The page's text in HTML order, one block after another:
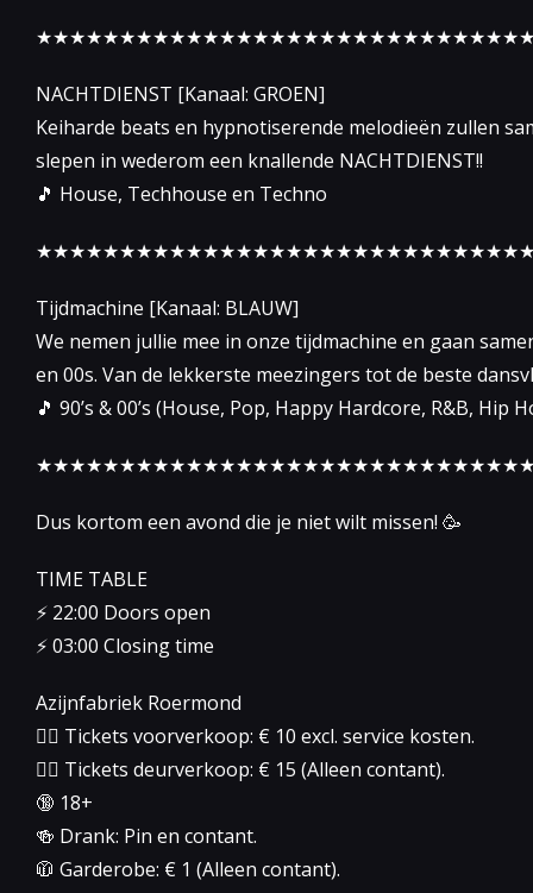
NACHTDIENST [Kanaal: GROEN]
Keiharde beats en hypnotiserende melodieën zullen
slepen in wederom een knallende NACHTDIENST!!
🎵 House, Techhouse en Techno
Tijdmachine [Kanaal: BLAUW]
We nemen jullie mee in onze tijdmachine en gaan
en 00s. Van de lekkerste meezingers tot de beste
🎵 90’s & 00’s (House, Pop, Happy Hardcore, R&B, Hip
Dus kortom een avond die je niet wilt missen! 🥳
TIME TABLE
⚡️ 22:00 Doors open
⚡️ 03:00 Closing time
Azijnfabriek Roermond
👉🏻 Tickets voorverkoop: € 10 excl. service kosten.
👉🏻 Tickets deurverkoop: € 15 (Alleen contant).
🔞 18+
🍻 Drank: Pin en contant.
🧥 Garderobe: € 1 (Alleen contant).